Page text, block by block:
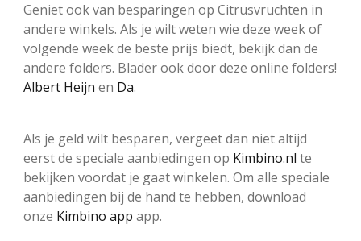
Geniet ook van besparingen op Citrusvruchten in
andere winkels. Als je wilt weten wie deze week of
volgende week de beste prijs biedt, bekijk dan de
andere folders. Blader ook door deze online folders!
Albert Heijn en Da.
Als je geld wilt besparen, vergeet dan niet altijd
eerst de speciale aanbiedingen op Kimbino.nl te
bekijken voordat je gaat winkelen. Om alle speciale
aanbiedingen bij de hand te hebben, download
onze Kimbino app app.